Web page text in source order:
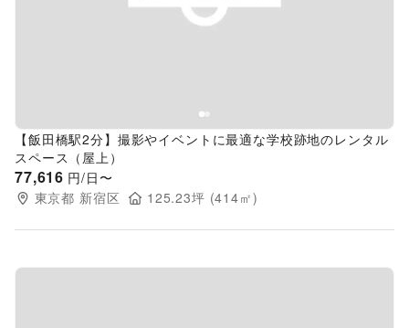
Previous slide
【飯田橋駅2分】撮影やイベントに最適な学校跡地のレンタル
スペース（屋上）
77,616 円/日〜
東京都 新宿区 125.23坪 (414㎡)